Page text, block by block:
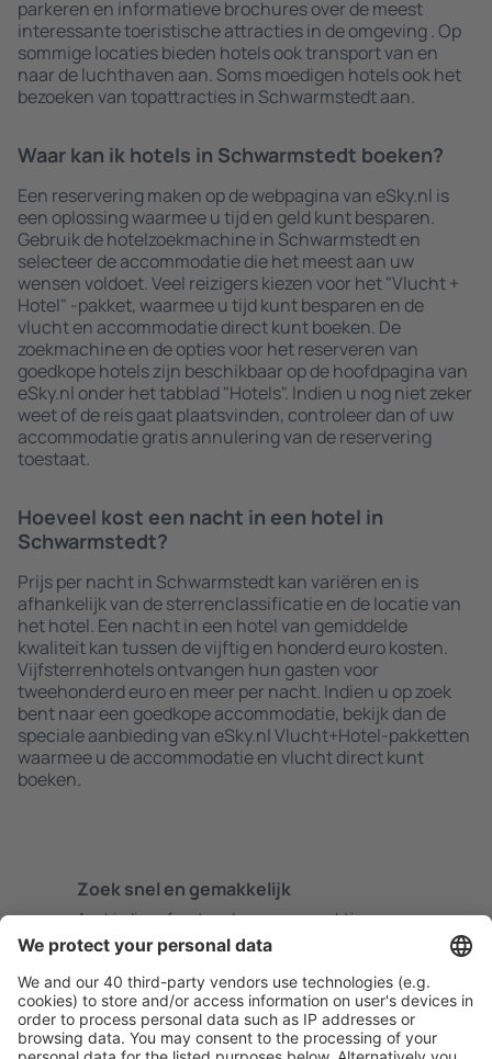
parkeren en informatieve brochures over de meest
interessante toeristische attracties in de omgeving . Op
sommige locaties bieden hotels ook transport van en
naar de luchthaven aan. Soms moedigen hotels ook het
bezoeken van topattracties in Schwarmstedt aan.
Waar kan ik hotels in Schwarmstedt boeken?
Een reservering maken op de webpagina van eSky.nl is
een oplossing waarmee u tijd en geld kunt besparen.
Gebruik de hotelzoekmachine in Schwarmstedt en
selecteer de accommodatie die het meest aan uw
wensen voldoet. Veel reizigers kiezen voor het "Vlucht +
Hotel" -pakket, waarmee u tijd kunt besparen en de
vlucht en accommodatie direct kunt boeken. De
zoekmachine en de opties voor het reserveren van
goedkope hotels zijn beschikbaar op de hoofdpagina van
eSky.nl onder het tabblad "Hotels". Indien u nog niet zeker
weet of de reis gaat plaatsvinden, controleer dan of uw
accommodatie gratis annulering van de reservering
toestaat.
Hoeveel kost een nacht in een hotel in
Schwarmstedt?
Prijs per nacht in Schwarmstedt kan variëren en is
afhankelijk van de sterrenclassificatie en de locatie van
het hotel. Een nacht in een hotel van gemiddelde
kwaliteit kan tussen de vijftig en honderd euro kosten.
Vijfsterrenhotels ontvangen hun gasten voor
tweehonderd euro en meer per nacht. Indien u op zoek
bent naar een goedkope accommodatie, bekijk dan de
speciale aanbieding van eSky.nl Vlucht+Hotel-pakketten
waarmee u de accommodatie en vlucht direct kunt
boeken.
Zoek snel en gemakkelijk
Aanbieding afgestemd op uw verwachtingen.
Plan veilig
Zorgeloos boeken met gratiss annuleringsopties.